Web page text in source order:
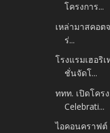
โครงการ...
เหล่ามาสคอต
ร่...
โรงแรมเฮอริ
ชั่นจัดโ...
ททท. เปิดโคร
Celebrati...
ไอคอนคราฟต์